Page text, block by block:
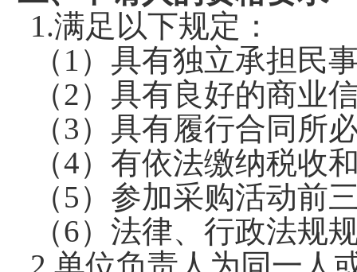
1.满足以下规定：
（ 1）具有独立承担民
（2）具有良好的商业
（3）具有履行合同所
（4） 有依法缴纳税收
（5）参加采购活动前
（6）法律、行政法规